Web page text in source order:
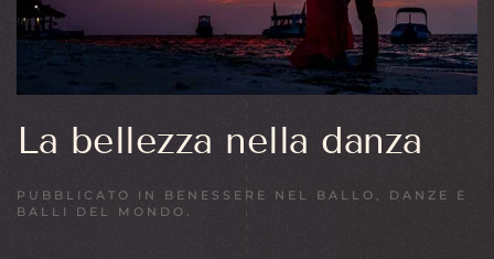
La bellezza nella danza
PUBBLICATO IN BENESSERE NEL BALLO , DANZE E
BALLI DEL MONDO .